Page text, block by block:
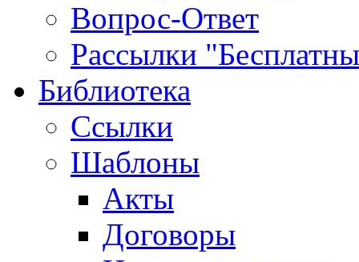
Вопрос-Ответ
Рассылки
Библиотека
Ссылки
Шаблоны
Акты
Договоры